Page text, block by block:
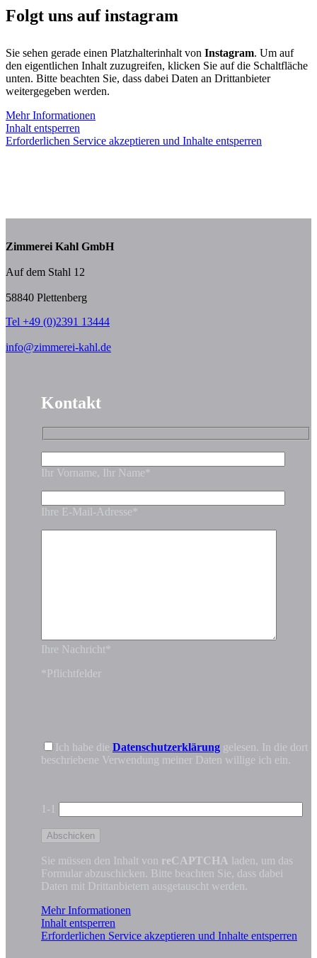
Folgt uns auf instagram
Sie sehen gerade einen Platzhalterinhalt von Instagram. Um auf
den eigentlichen Inhalt zuzugreifen, klicken Sie auf die Schaltfläche
unten. Bitte beachten Sie, dass dabei Daten an Drittanbieter
weitergegeben werden.
Mehr Informationen
Inhalt entsperren
Erforderlichen Service akzeptieren und Inhalte entsperren
Zimmerei Kahl GmbH
Auf dem Stahl 12
58840 Plettenberg
Tel +49 (0)2391 13444
info@zimmerei-kahl.de
Kontakt
Ihr Vorname, Ihr Name*
Ihre E-Mail-Adresse*
Ihre Nachricht*
*Pflichtfelder
Ich habe die Datenschutzerklärung gelesen. In die dort
beschriebene Verwendung meiner Daten willige ich ein.
1-1
Sie müssen den Inhalt von reCAPTCHA laden, um das
Formular abzuschicken. Bitte beachten Sie, dass dabei
Daten mit Drittanbietern ausgetauscht werden.
Mehr Informationen
Inhalt entsperren
Erforderlichen Service akzeptieren und Inhalte entsperren